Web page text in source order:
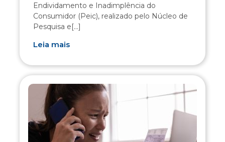
Endividamento e Inadimplência do
Consumidor (Peic), realizado pelo Núcleo de
Pesquisa e[...]
Leia mais